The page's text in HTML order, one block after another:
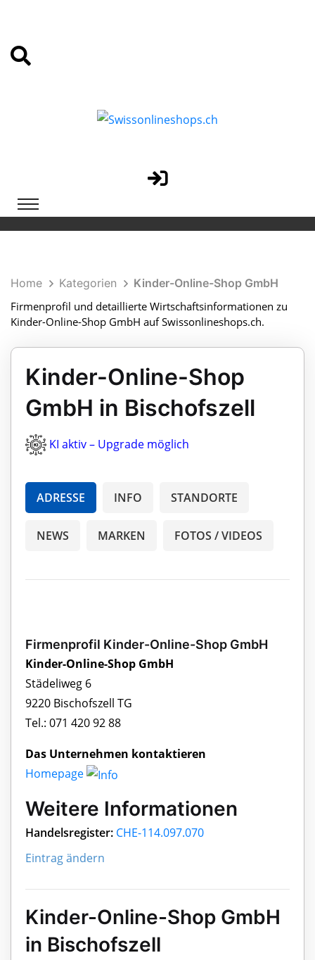
Home Kategorien
Kinder-Online-Shop GmbH
Firmenprofil und detaillierte Wirtschaftsinformationen zu
Kinder-Online-Shop GmbH auf Swissonlineshops.ch.
Kinder-Online-Shop
GmbH in Bischofszell
KI aktiv – Upgrade möglich
ADRESSE INFO STANDORTE
NEWS MARKEN FOTOS / VIDEOS
Firmenprofil Kinder-Online-Shop GmbH
Kinder-Online-Shop GmbH
Städeliweg 6
9220 Bischofszell TG
Tel.: 071 420 92 88
Das Unternehmen kontaktieren
Homepage
Weitere Informationen
Handelsregister: CHE-114.097.070
Eintrag ändern
Kinder-Online-Shop GmbH
in Bischofszell